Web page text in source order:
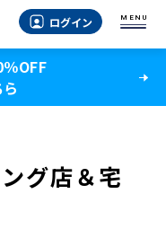
ログイン MENU
OFF
グ店＆宅